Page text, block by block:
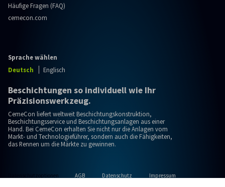
Häufige Fragen (FAQ)
cemecon.com
Sprache wählen
Deutsch
Englisch
Beschichtungen so individuell wie Ihr
Präzisionswerkzeug.
CemeCon liefert weltweit Beschichtungskonstruktion,
Beschichtungsservice und Beschichtungsanlagen aus einer
Hand. Bei CemeCon erhalten Sie nicht nur die Anlagen vom
Markt- und Technologieführer, sondern auch die Fähigkeiten,
das Rennen um die Märkte zu gewinnen.
Datenschutzoptionen AGB Datenschutz Impressum